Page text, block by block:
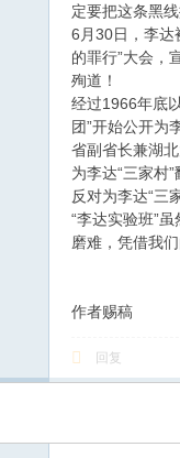
定要把这条黑
6月30日，李达
的罪行”大会，
殉道！
经过1966年底
团”开始公开为
省副省长兼湖
为李达“三家村
反对为李达“三
“李达实验班”
磨难，凭借我
作者赐稿
回复